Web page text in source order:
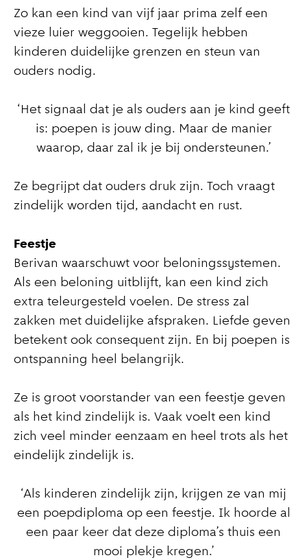
Zo kan een kind van vijf jaar prima zelf een
vieze luier weggooien. Tegelijk hebben
kinderen duidelijke grenzen en steun van
ouders nodig.
‘Het signaal dat je als ouders aan je kind geeft
is: poepen is jouw ding. Maar de manier
waarop, daar zal ik je bij ondersteunen.’
Ze begrijpt dat ouders druk zijn. Toch vraagt
zindelijk worden tijd, aandacht en rust.
Feestje
Berivan waarschuwt voor beloningssystemen.
Als een beloning uitblijft, kan een kind zich
extra teleurgesteld voelen. De stress zal
zakken met duidelijke afspraken. Liefde geven
betekent ook consequent zijn. En bij poepen is
ontspanning heel belangrijk.
Ze is groot voorstander van een feestje geven
als het kind zindelijk is. Vaak voelt een kind
zich veel minder eenzaam en heel trots als het
eindelijk zindelijk is.
‘Als kinderen zindelijk zijn, krijgen ze van mij
een poepdiploma op een feestje. Ik hoorde al
een paar keer dat deze diploma’s thuis een
mooi plekje kregen.’